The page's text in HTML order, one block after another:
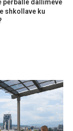
përballë dallimeve
shkollave ku